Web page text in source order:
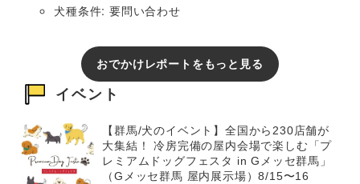
犬種条件: 要問い合わせ
おでかけレポートをもっと見る
イベント
【群馬/犬のイベント】全国から230店舗が
大集結！ 冷房完備の屋内会場で楽しむ「プ
レミアムドッグフェスタ in Gメッセ群馬」
（Gメッセ群馬 屋内展示場）8/15〜16